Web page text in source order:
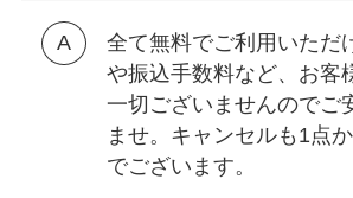
全て無料でご利用いただ
や振込手数料など、お客
一切ございませんのでご
ませ。キャンセルも1点
でございます。